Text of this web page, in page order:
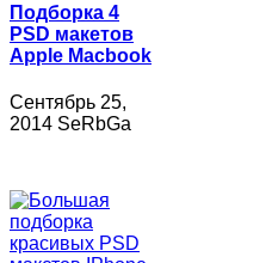
Подборка 4
PSD макетов
Apple Macbook
Сентябрь 25,
2014 SeRbGa